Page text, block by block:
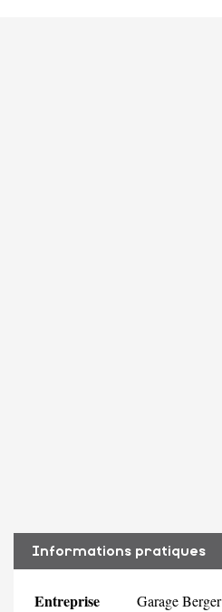
Informations pratiques
Entreprise Garage Berger